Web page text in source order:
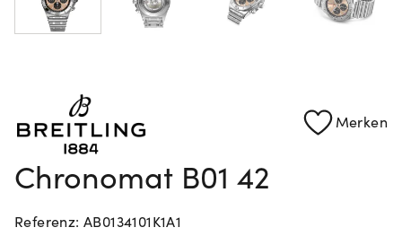
Rolex Certified Pre-Owned entdecken
Merken
Chronomat B01 42
Referenz: AB0134101K1A1